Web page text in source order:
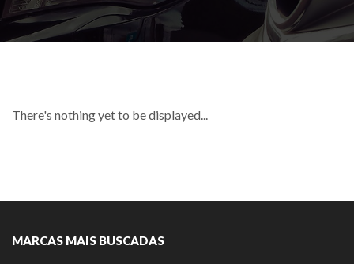
There's nothing yet to be displayed...
MARCAS MAIS BUSCADAS